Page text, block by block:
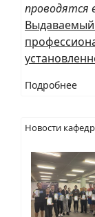
проводятся
Подробнее
Новости